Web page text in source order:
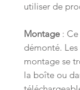
utiliser de
Montage :
démonté.
montage se
la boîte ou